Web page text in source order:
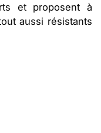
et proposent à
aussi résistants